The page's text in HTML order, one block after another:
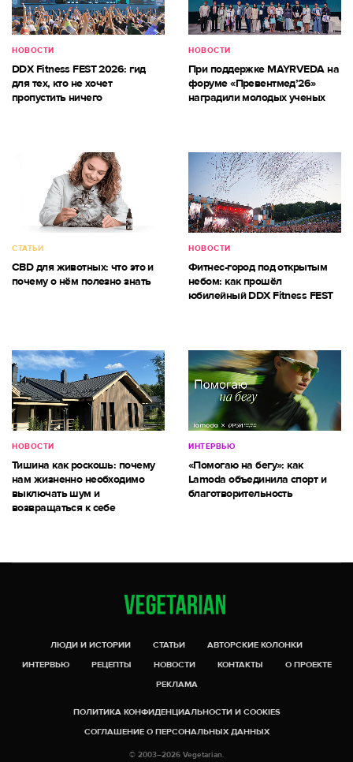
НОВОСТИ
DDX Fitness FEST 2026: гид
для тех, кто не хочет
пропустить ничего
НОВОСТИ
При поддержке MAYRVEDA на
форуме «Превентмед’26»
наградили молодых ученых
СТАТЬИ
CBD для животных: что это и
почему о нём полезно знать
НОВОСТИ
Фитнес-город под открытым
небом: как прошёл
юбилейный DDX Fitness FEST
НОВОСТИ
Тишина как роскошь: почему
нам жизненно необходимо
выключать шум и
возвращаться к себе
ИНТЕРВЬЮ
«Помогаю на бегу»: как
Lamoda объединила спорт и
благотворительность
ЛЮДИ И ИСТОРИИ СТАТЬИ
АВТОРСКИЕ КОЛОНКИ
ИНТЕРВЬЮ
РЕЦЕПТЫ НОВОСТИ КОНТАКТЫ
О ПРОЕКТЕ
РЕКЛАМА
ПОЛИТИКА КОНФИДЕНЦИАЛЬНОСТИ И COOKIES
СОГЛАШЕНИЕ О ПЕРСОНАЛЬНЫХ ДАННЫХ
© 2003–2026 Vegetarian.